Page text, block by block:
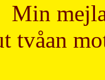
Min
tvåan